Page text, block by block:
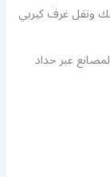
ونقل غرف كيربي
عبر حداد